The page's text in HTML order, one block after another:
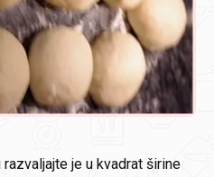
je u kvadrat širine